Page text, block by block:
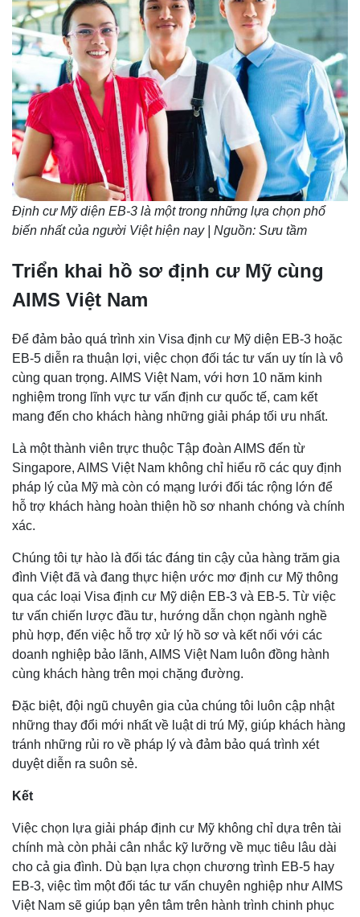
Định cư Mỹ diện EB-3 là một trong những lựa chọn phổ
biến nhất của người Việt hiện nay | Nguồn: Sưu tầm
Triển khai hồ sơ định cư Mỹ cùng
AIMS Việt Nam
Để đảm bảo quá trình xin Visa định cư Mỹ diện EB-3 hoặc
EB-5 diễn ra thuận lợi, việc chọn đối tác tư vấn uy tín là vô
cùng quan trọng. AIMS Việt Nam, với hơn 10 năm kinh
nghiệm trong lĩnh vực tư vấn định cư quốc tế, cam kết
mang đến cho khách hàng những giải pháp tối ưu nhất.
Là một thành viên trực thuộc Tập đoàn AIMS đến từ
Singapore, AIMS Việt Nam không chỉ hiểu rõ các quy định
pháp lý của Mỹ mà còn có mạng lưới đối tác rộng lớn để
hỗ trợ khách hàng hoàn thiện hồ sơ nhanh chóng và chính
xác.
Chúng tôi tự hào là đối tác đáng tin cậy của hàng trăm gia
đình Việt đã và đang thực hiện ước mơ định cư Mỹ thông
qua các loại Visa định cư Mỹ diện EB-3 và EB-5. Từ việc
tư vấn chiến lược đầu tư, hướng dẫn chọn ngành nghề
phù hợp, đến việc hỗ trợ xử lý hồ sơ và kết nối với các
doanh nghiệp bảo lãnh, AIMS Việt Nam luôn đồng hành
cùng khách hàng trên mọi chặng đường.
Đặc biệt, đội ngũ chuyên gia của chúng tôi luôn cập nhật
những thay đổi mới nhất về luật di trú Mỹ, giúp khách hàng
tránh những rủi ro về pháp lý và đảm bảo quá trình xét
duyệt diễn ra suôn sẻ.
Kết
Việc chọn lựa giải pháp định cư Mỹ không chỉ dựa trên tài
chính mà còn phải cân nhắc kỹ lưỡng về mục tiêu lâu dài
cho cả gia đình. Dù bạn lựa chọn chương trình EB-5 hay
EB-3, việc tìm một đối tác tư vấn chuyên nghiệp như AIMS
Việt Nam sẽ giúp bạn yên tâm trên hành trình chinh phục